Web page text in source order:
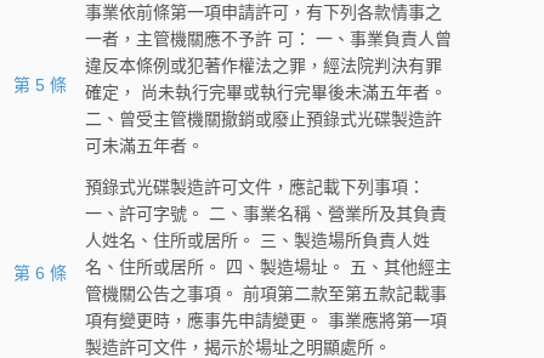
第 5 條
事業依前條第一項申請許可，有下列各款情事之
一者，主管機關應不予許 可： 一、事業負責人曾
違反本條例或犯著作權法之罪，經法院判決有罪
確定， 尚未執行完畢或執行完畢後未滿五年者。
二、曾受主管機關撤銷或廢止預錄式光碟製造許
可未滿五年者。
第 6 條
預錄式光碟製造許可文件，應記載下列事項：
一、許可字號。 二、事業名稱、營業所及其負責
人姓名、住所或居所。 三、製造場所負責人姓
名、住所或居所。 四、製造場址。 五、其他經主
管機關公告之事項。 前項第二款至第五款記載事
項有變更時，應事先申請變更。 事業應將第一項
製造許可文件，揭示於場址之明顯處所。